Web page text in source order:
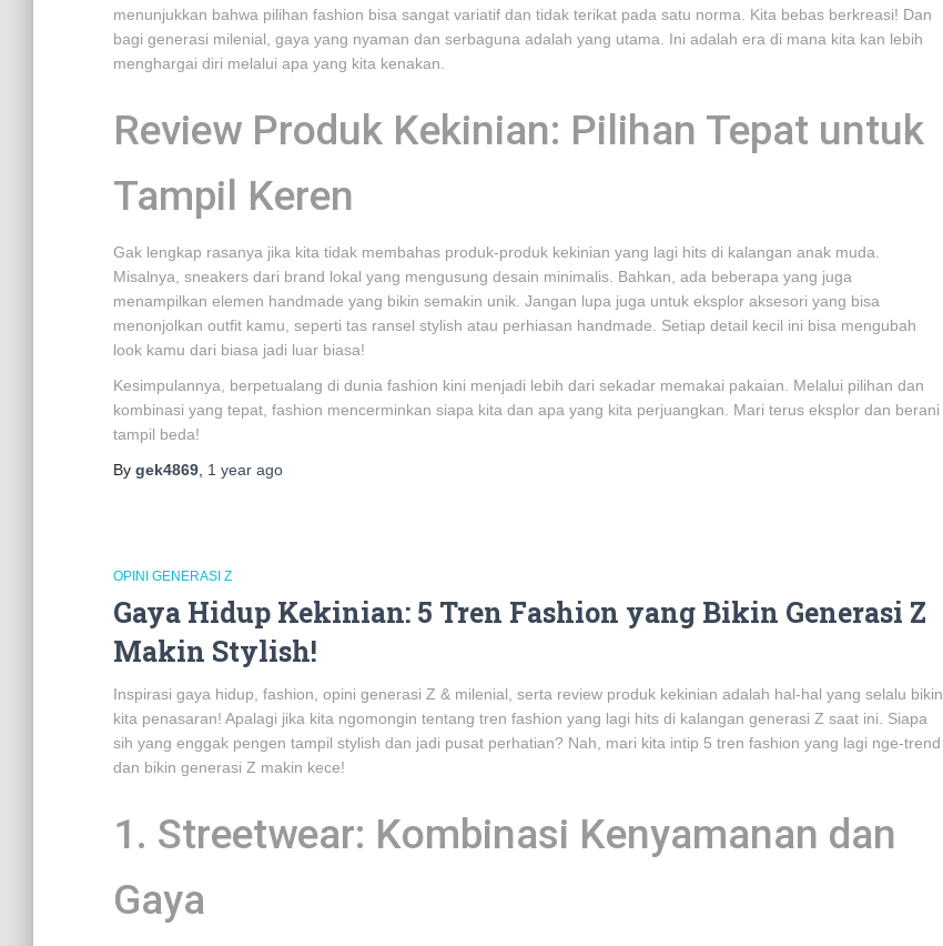
menunjukkan bahwa pilihan fashion bisa sangat variatif dan tidak terikat pada satu norma. Kita bebas berkreasi! Dan
bagi generasi milenial, gaya yang nyaman dan serbaguna adalah yang utama. Ini adalah era di mana kita kan lebih
menghargai diri melalui apa yang kita kenakan.
Review Produk Kekinian: Pilihan Tepat untuk
Tampil Keren
Gak lengkap rasanya jika kita tidak membahas produk-produk kekinian yang lagi hits di kalangan anak muda.
Misalnya, sneakers dari brand lokal yang mengusung desain minimalis. Bahkan, ada beberapa yang juga
menampilkan elemen handmade yang bikin semakin unik. Jangan lupa juga untuk eksplor aksesori yang bisa
menonjolkan outfit kamu, seperti tas ransel stylish atau perhiasan handmade. Setiap detail kecil ini bisa mengubah
look kamu dari biasa jadi luar biasa!
Kesimpulannya, berpetualang di dunia fashion kini menjadi lebih dari sekadar memakai pakaian. Melalui pilihan dan
kombinasi yang tepat, fashion mencerminkan siapa kita dan apa yang kita perjuangkan. Mari terus eksplor dan berani
tampil beda!
By gek4869 1 year ago
OPINI GENERASI Z
Gaya Hidup Kekinian: 5 Tren Fashion yang Bikin Generasi Z
Makin Stylish!
Inspirasi gaya hidup, fashion, opini generasi Z & milenial, serta review produk kekinian adalah hal-hal yang selalu bikin
kita penasaran! Apalagi jika kita ngomongin tentang tren fashion yang lagi hits di kalangan generasi Z saat ini. Siapa
sih yang enggak pengen tampil stylish dan jadi pusat perhatian? Nah, mari kita intip 5 tren fashion yang lagi nge-trend
dan bikin generasi Z makin kece!
1. Streetwear: Kombinasi Kenyamanan dan
Gaya